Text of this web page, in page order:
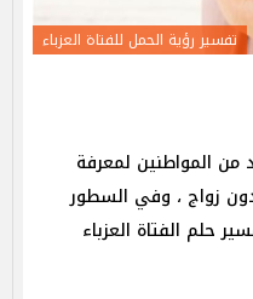
تفسير رؤية الحمل للفتاة العزباء
المواطنين لمعرفة
زواج ، وفي السطور
حلم الفتاة العزباء